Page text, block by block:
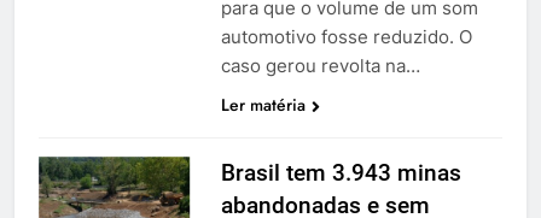
para que o volume de um som
automotivo fosse reduzido. O
caso gerou revolta na…
Ler matéria
Brasil tem 3.943 minas
abandonadas e sem